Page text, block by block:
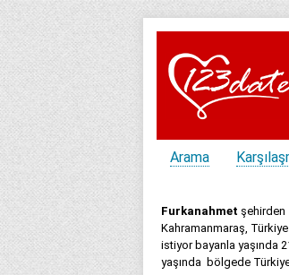
Arama
Furkanahmet şehirden
Kahramanmaraş,
istiyor bayanla yaşında
yaşında bölgede